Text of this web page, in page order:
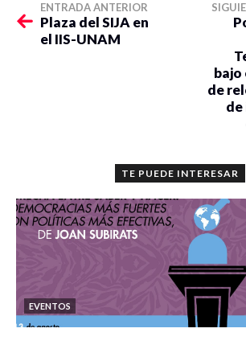
ENTRADA ANTERIOR
Plaza del SIJA en
el IIS-UNAM
de
de
TE PUEDE INTERESAR
EVENTOS